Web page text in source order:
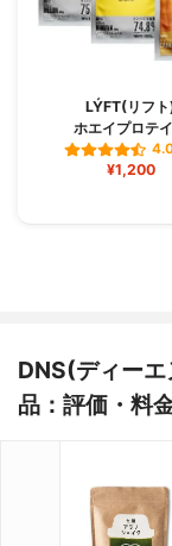
LÝFT(リフ
ホエイプロテ
¥1,200
DNS(ディー
品：評価・料